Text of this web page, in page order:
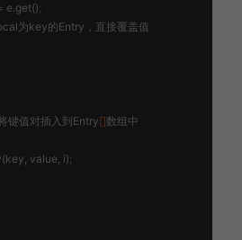
e.get();
为key的Entry，直接覆盖值
将键值对插入到Entry
[]数组中
value, i)
;